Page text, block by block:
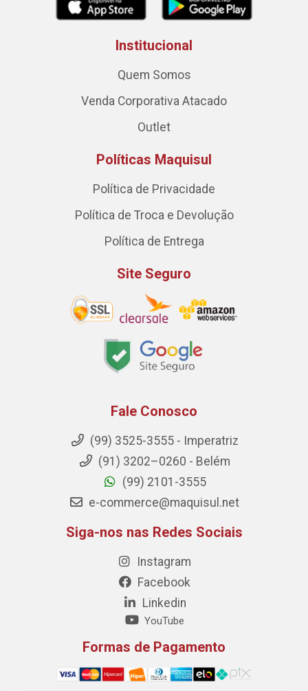
Institucional
Quem Somos
Venda Corporativa Atacado
Outlet
Políticas Maquisul
Política de Privacidade
Política de Troca e Devolução
Política de Entrega
Site Seguro
Fale Conosco
(99) 3525-3555 - Imperatriz
(91) 3202–0260 - Belém
(99) 2101-3555
e-commerce@maquisul.net
Siga-nos nas Redes Sociais
Instagram
Facebook
Linkedin
YouTube
Formas de Pagamento